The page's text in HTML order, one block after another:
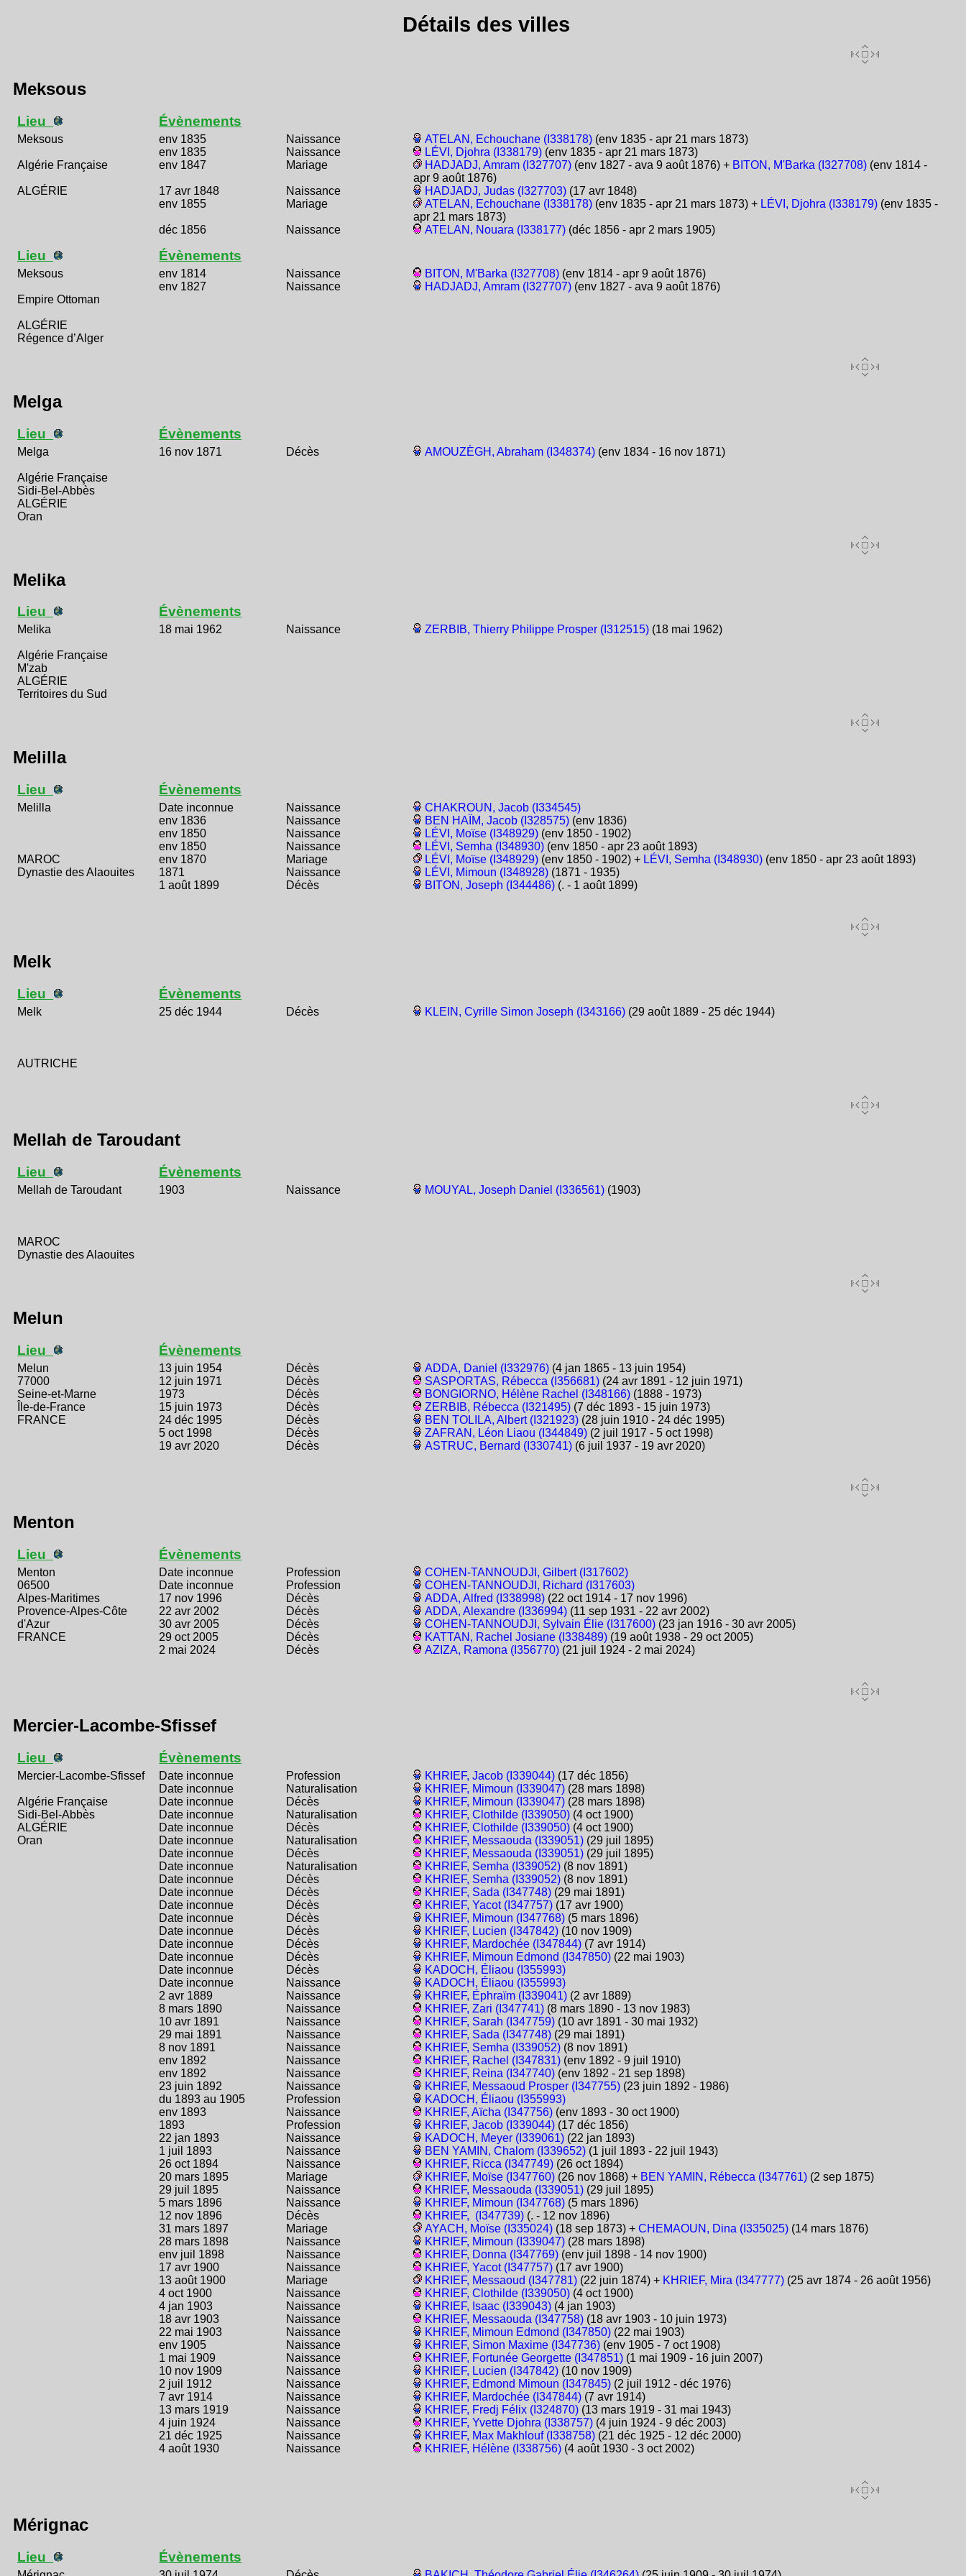
Détails des villes
Meksous
Lieu
Meksous
Algérie Française
ALGÉRIE
Évènements
env 1835 Naissance ATELAN, Echouchane (I338178)(env 1835 - apr 21 mars 1873)
env 1835
Naissance LÉVI, Djohra (I338179)(env 1835 - apr 21 mars 1873)
env 1847
Mariage HADJADJ, Amram (I327707)(env 1827 - ava 9 août 1876) + BITON, M'Barka (I327708)(env 1814 -
apr 9 août 1876)
17 avr 1848
Naissance HADJADJ, Judas (I327703)(17 avr 1848)
env 1855
Mariage ATELAN, Echouchane (I338178)(env 1835 - apr 21 mars 1873) + LÉVI, Djohra (I338179)(env 1835 -
apr 21 mars 1873)
déc 1856
Naissance ATELAN, Nouara (I338177)(déc 1856 - apr 2 mars 1905)
Lieu
Meksous
Empire Ottoman
ALGÉRIE
Régence d’Alger
Évènements
env 1814 Naissance BITON, M'Barka (I327708)(env 1814 - apr 9 août 1876)
env 1827
Naissance HADJADJ, Amram (I327707)(env 1827 - ava 9 août 1876)
Melga
Lieu
Melga
Algérie Française
Sidi-Bel-Abbès
ALGÉRIE
Oran
Évènements
16 nov 1871 Décès AMOUZÈGH, Abraham (I348374)(env 1834 - 16 nov 1871)
Melika
Lieu
Melika
Algérie Française
M'zab
ALGÉRIE
Territoires du Sud
Évènements
18 mai 1962 Naissance ZERBIB, Thierry Philippe Prosper (I312515)(18 mai 1962)
Melilla
Lieu
Melilla
MAROC
Dynastie des Alaouites
Évènements
Date inconnue Naissance
CHAKROUN, Jacob (I334545)
env 1836
Naissance BEN HAÏM, Jacob (I328575)(env 1836)
env 1850
Naissance LÉVI, Moïse (I348929)(env 1850 - 1902)
env 1850
Naissance LÉVI, Semha (I348930)(env 1850 - apr 23 août 1893)
env 1870
Mariage LÉVI, Moïse (I348929)(env 1850 - 1902) + LÉVI, Semha (I348930)(env 1850 - apr 23 août 1893)
1871
Naissance LÉVI, Mimoun (I348928)(1871 - 1935)
1 août 1899
Décès BITON, Joseph (I344486)(. - 1 août 1899)
Melk
Lieu
Melk
AUTRICHE
Évènements
25 déc 1944 Décès KLEIN, Cyrille Simon Joseph (I343166)(29 août 1889 - 25 déc 1944)
Mellah de Taroudant
Lieu
Mellah de Taroudant
MAROC
Dynastie des Alaouites
Évènements
1903 Naissance MOUYAL, Joseph Daniel (I336561)(1903)
Melun
Lieu
Melun
77000
Seine-et-Marne
Île-de-France
FRANCE
Évènements
13 juin 1954 Décès ADDA, Daniel (I332976)(4 jan 1865 - 13 juin 1954)
12 juin 1971
Décès SASPORTAS, Rébecca (I356681)(24 avr 1891 - 12 juin 1971)
1973
Décès BONGIORNO, Hélène Rachel (I348166)(1888 - 1973)
15 juin 1973
Décès ZERBIB, Rébecca (I321495)(7 déc 1893 - 15 juin 1973)
24 déc 1995
Décès BEN TOLILA, Albert (I321923)(28 juin 1910 - 24 déc 1995)
5 oct 1998
Décès ZAFRAN, Léon Liaou (I344849)(2 juil 1917 - 5 oct 1998)
19 avr 2020
Décès ASTRUC, Bernard (I330741)(6 juil 1937 - 19 avr 2020)
Menton
Lieu
Menton
06500
Alpes-Maritimes
Provence-Alpes-Côte
d'Azur
FRANCE
Évènements
Date inconnue Profession
COHEN-TANNOUDJI, Gilbert (I317602)
Date inconnue
Profession
COHEN-TANNOUDJI, Richard (I317603)
17 nov 1996
Décès ADDA, Alfred (I338998)(22 oct 1914 - 17 nov 1996)
22 avr 2002
Décès ADDA, Alexandre (I336994)(11 sep 1931 - 22 avr 2002)
30 avr 2005
Décès COHEN-TANNOUDJI, Sylvain Élie (I317600)(23 jan 1916 - 30 avr 2005)
29 oct 2005
Décès KATTAN, Rachel Josiane (I338489)(19 août 1938 - 29 oct 2005)
2 mai 2024
Décès AZIZA, Ramona (I356770)(21 juil 1924 - 2 mai 2024)
Mercier-Lacombe-Sfissef
Lieu
Mercier-Lacombe-Sfissef
Algérie Française
Sidi-Bel-Abbès
ALGÉRIE
Oran
Évènements
Date inconnue Profession KHRIEF, Jacob (I339044)(17 déc 1856)
Date inconnue
Naturalisation KHRIEF, Mimoun (I339047)(28 mars 1898)
Date inconnue
Décès KHRIEF, Mimoun (I339047)(28 mars 1898)
Date inconnue
Naturalisation KHRIEF, Clothilde (I339050)(4 oct 1900)
Date inconnue
Décès KHRIEF, Clothilde (I339050)(4 oct 1900)
Date inconnue
Naturalisation KHRIEF, Messaouda (I339051)(29 juil 1895)
Date inconnue
Décès KHRIEF, Messaouda (I339051)(29 juil 1895)
Date inconnue
Naturalisation KHRIEF, Semha (I339052)(8 nov 1891)
Date inconnue
Décès KHRIEF, Semha (I339052)(8 nov 1891)
Date inconnue
Décès KHRIEF, Sada (I347748)(29 mai 1891)
Date inconnue
Décès KHRIEF, Yacot (I347757)(17 avr 1900)
Date inconnue
Décès KHRIEF, Mimoun (I347768)(5 mars 1896)
Date inconnue
Décès KHRIEF, Lucien (I347842)(10 nov 1909)
Date inconnue
Décès KHRIEF, Mardochée (I347844)(7 avr 1914)
Date inconnue
Décès KHRIEF, Mimoun Edmond (I347850)(22 mai 1903)
Date inconnue
Décès
KADOCH, Éliaou (I355993)
Date inconnue
Naissance
KADOCH, Éliaou (I355993)
2 avr 1889
Naissance KHRIEF, Éphraïm (I339041)(2 avr 1889)
8 mars 1890
Naissance KHRIEF, Zari (I347741)(8 mars 1890 - 13 nov 1983)
10 avr 1891
Naissance KHRIEF, Sarah (I347759)(10 avr 1891 - 30 mai 1932)
29 mai 1891
Naissance KHRIEF, Sada (I347748)(29 mai 1891)
8 nov 1891
Naissance KHRIEF, Semha (I339052)(8 nov 1891)
env 1892
Naissance KHRIEF, Rachel (I347831)(env 1892 - 9 juil 1910)
env 1892
Naissance KHRIEF, Reina (I347740)(env 1892 - 21 sep 1898)
23 juin 1892
Naissance KHRIEF, Messaoud Prosper (I347755)(23 juin 1892 - 1986)
du 1893 au 1905
Profession
KADOCH, Éliaou (I355993)
env 1893
Naissance KHRIEF, Aïcha (I347756)(env 1893 - 30 oct 1900)
1893
Profession KHRIEF, Jacob (I339044)(17 déc 1856)
22 jan 1893
Naissance KADOCH, Meyer (I339061)(22 jan 1893)
1 juil 1893
Naissance BEN YAMIN, Chalom (I339652)(1 juil 1893 - 22 juil 1943)
26 oct 1894
Naissance KHRIEF, Ricca (I347749)(26 oct 1894)
20 mars 1895
Mariage KHRIEF, Moïse (I347760)(26 nov 1868) + BEN YAMIN, Rébecca (I347761)(2 sep 1875)
29 juil 1895
Naissance KHRIEF, Messaouda (I339051)(29 juil 1895)
5 mars 1896
Naissance KHRIEF, Mimoun (I347768)(5 mars 1896)
12 nov 1896
Décès KHRIEF, (I347739)(. - 12 nov 1896)
31 mars 1897
Mariage AYACH, Moïse (I335024)(18 sep 1873) + CHEMAOUN, Dina (I335025)(14 mars 1876)
28 mars 1898
Naissance KHRIEF, Mimoun (I339047)(28 mars 1898)
env juil 1898
Naissance KHRIEF, Donna (I347769)(env juil 1898 - 14 nov 1900)
17 avr 1900
Naissance KHRIEF, Yacot (I347757)(17 avr 1900)
13 août 1900
Mariage KHRIEF, Messaoud (I347781)(22 juin 1874) + KHRIEF, Mira (I347777)(25 avr 1874 - 26 août 1956)
4 oct 1900
Naissance KHRIEF, Clothilde (I339050)(4 oct 1900)
4 jan 1903
Naissance KHRIEF, Isaac (I339043)(4 jan 1903)
18 avr 1903
Naissance KHRIEF, Messaouda (I347758)(18 avr 1903 - 10 juin 1973)
22 mai 1903
Naissance KHRIEF, Mimoun Edmond (I347850)(22 mai 1903)
env 1905
Naissance KHRIEF, Simon Maxime (I347736)(env 1905 - 7 oct 1908)
1 mai 1909
Naissance KHRIEF, Fortunée Georgette (I347851)(1 mai 1909 - 16 juin 2007)
10 nov 1909
Naissance KHRIEF, Lucien (I347842)(10 nov 1909)
2 juil 1912
Naissance KHRIEF, Edmond Mimoun (I347845)(2 juil 1912 - déc 1976)
7 avr 1914
Naissance KHRIEF, Mardochée (I347844)(7 avr 1914)
13 mars 1919
Naissance KHRIEF, Fredj Félix (I324870)(13 mars 1919 - 31 mai 1943)
4 juin 1924
Naissance KHRIEF, Yvette Djohra (I338757)(4 juin 1924 - 9 déc 2003)
21 déc 1925
Naissance KHRIEF, Max Makhlouf (I338758)(21 déc 1925 - 12 déc 2000)
4 août 1930
Naissance KHRIEF, Hélène (I338756)(4 août 1930 - 3 oct 2002)
Mérignac
Lieu Évènements